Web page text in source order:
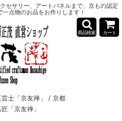
セサリー、アートパネルまで、京もの認定
点物のお品をお作りします！
士「京友禅」 / 京都
「京友禅」
商品検索 カート